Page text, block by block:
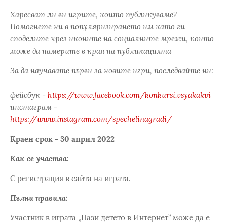
Харесват ли ви игрите, които публикуваме?
Помогнете ни в популяризирането им като ги
споделите чрез иконите на социалните мрежи, които
може да намерите в края на публикацията
За да научавате първи за новите игри, последвайте ни:
фейсбук - https://www.facebook.com/konkursi.vsyakakvi
инстаграм -
https://www.instagram.com/spechelinagradi/
Краен срок - 30 април 2022
Как се участва:
С регистрация в сайта на играта.
Пълни правила:
Участник в играта „Пази детето в Интернет” може да е